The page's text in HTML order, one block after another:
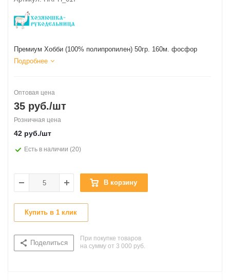
Премиум Хобби (100% полипропилен) 50гр. 160м. фосфор
Подробнее
Оптовая цена
35 руб./шт
Розничная цена
42 руб./шт
Есть в наличии (20)
В корзину
Купить в 1 клик
Поделиться
При покупке товаров
на сумму от 3 000 руб.